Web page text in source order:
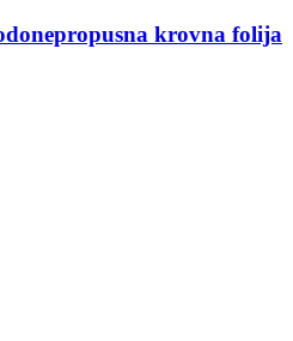
krovna folija